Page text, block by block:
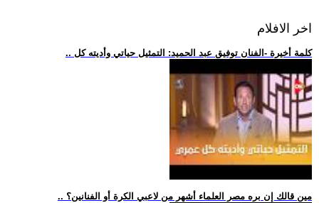
اخر الافلام
.. كلمة أخيرة -الفنان توفيق عبد الحميد: التمثيل حياتي وأديته كل
.. مين قالك إن بره مصر العلماء أشهر من لاعبي الكرة أو الفنانين؟